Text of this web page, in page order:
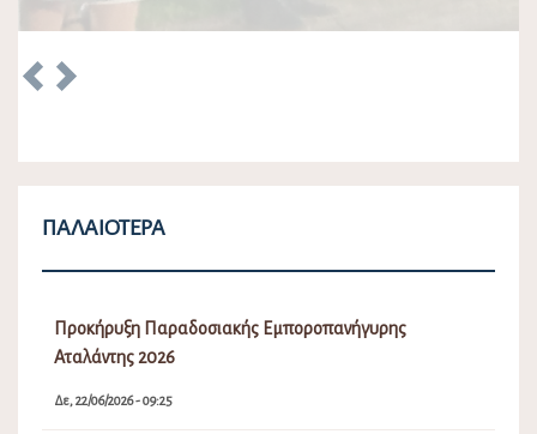
Προκήρυξη Παραδοσιακής Εμποροπανήγυρης
Αταλάντης 2026
Τρ, 07/04/2026 - 09:45
Πολεοδομικού Σχεδίου (Τ.Π.Σ.) Δήμου Λοκρών (ΔΕ
Δαφνουσίων, Αταλάντης, Μαλεσίνης, Οπουντίων)